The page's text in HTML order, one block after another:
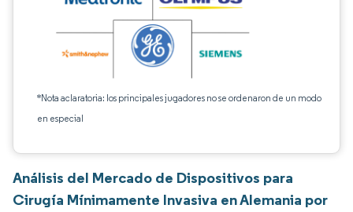
*Nota aclaratoria: los principales jugadores no se ordenaron de un modo
en especial
Análisis del Mercado de Dispositivos para
Cirugía Mínimamente Invasiva en Alemania por